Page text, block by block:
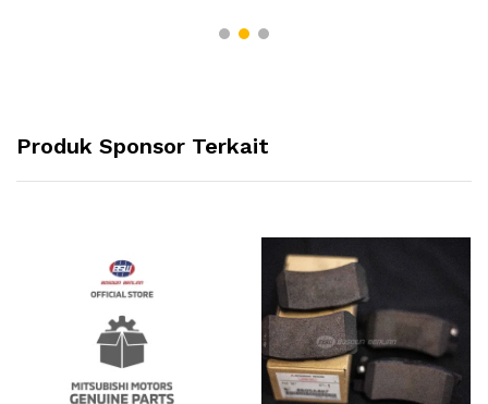
Produk Sponsor Terkait